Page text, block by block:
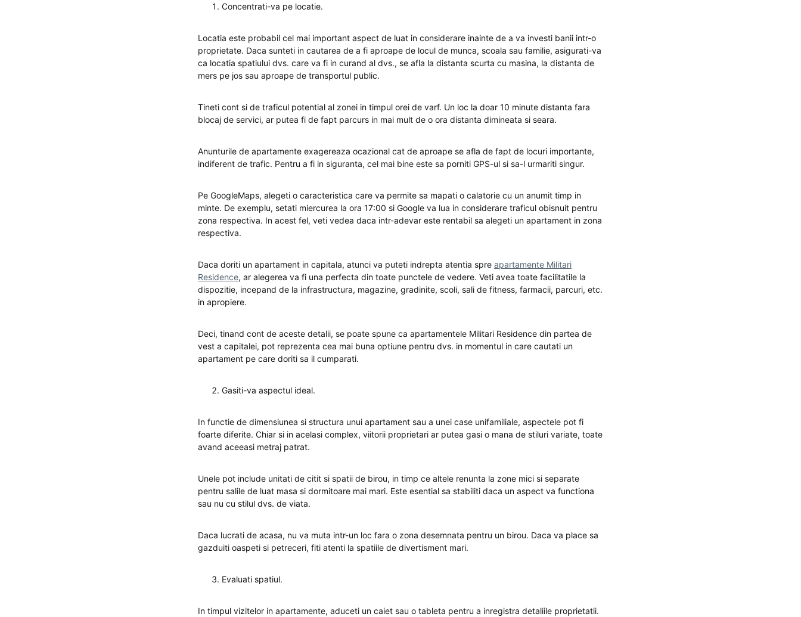
Concentrati-va pe locatie.
Locatia este probabil cel mai important aspect de luat in considerare inainte de a va investi banii intr-o
proprietate. Daca sunteti in cautarea de a fi aproape de locul de munca, scoala sau familie, asigurati-va
ca locatia spatiului dvs. care va fi in curand al dvs., se afla la distanta scurta cu masina, la distanta de
mers pe jos sau aproape de transportul public.
Tineti cont si de traficul potential al zonei in timpul orei de varf. Un loc la doar 10 minute distanta fara
blocaj de servici, ar putea fi de fapt parcurs in mai mult de o ora distanta dimineata si seara.
Anunturile de apartamente exagereaza ocazional cat de aproape se afla de fapt de locuri importante,
indiferent de trafic. Pentru a fi in siguranta, cel mai bine este sa porniti GPS-ul si sa-l urmariti singur.
Pe GoogleMaps, alegeti o caracteristica care va permite sa mapati o calatorie cu un anumit timp in
minte. De exemplu, setati miercurea la ora 17:00 si Google va lua in considerare traficul obisnuit pentru
zona respectiva. In acest fel, veti vedea daca intr-adevar este rentabil sa alegeti un apartament in zona
respectiva.
Daca doriti un apartament in capitala, atunci va puteti indrepta atentia spre apartamente Militari
Residence, ar alegerea va fi una perfecta din toate punctele de vedere. Veti avea toate facilitatile la
dispozitie, incepand de la infrastructura, magazine, gradinite, scoli, sali de fitness, farmacii, parcuri, etc.
in apropiere.
Deci, tinand cont de aceste detalii, se poate spune ca apartamentele Militari Residence din partea de
vest a capitalei, pot reprezenta cea mai buna optiune pentru dvs. in momentul in care cautati un
apartament pe care doriti sa il cumparati.
Gasiti-va aspectul ideal.
In functie de dimensiunea si structura unui apartament sau a unei case unifamiliale, aspectele pot fi
foarte diferite. Chiar si in acelasi complex, viitorii proprietari ar putea gasi o mana de stiluri variate, toate
avand aceeasi metraj patrat.
Unele pot include unitati de citit si spatii de birou, in timp ce altele renunta la zone mici si separate
pentru salile de luat masa si dormitoare mai mari. Este esential sa stabiliti daca un aspect va functiona
sau nu cu stilul dvs. de viata.
Daca lucrati de acasa, nu va muta intr-un loc fara o zona desemnata pentru un birou. Daca va place sa
gazduiti oaspeti si petreceri, fiti atenti la spatiile de divertisment mari.
Evaluati spatiul.
In timpul vizitelor in apartamente, aduceti un caiet sau o tableta pentru a inregistra detaliile proprietatii.